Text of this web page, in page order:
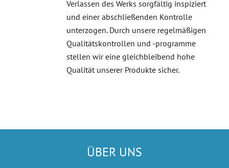
Verlassen des Werks sorgfältig inspiziert
und einer abschließenden Kontrolle
unterzogen. Durch unsere regelmäßigen
Qualitätskontrollen und -programme
stellen wir eine gleichbleibend hohe
Qualität unserer Produkte sicher.
ÜBER UNS